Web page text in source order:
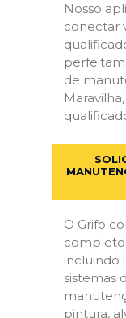
Nosso
conectar
de
O Grifo
incluindo
sistemas
pintura,